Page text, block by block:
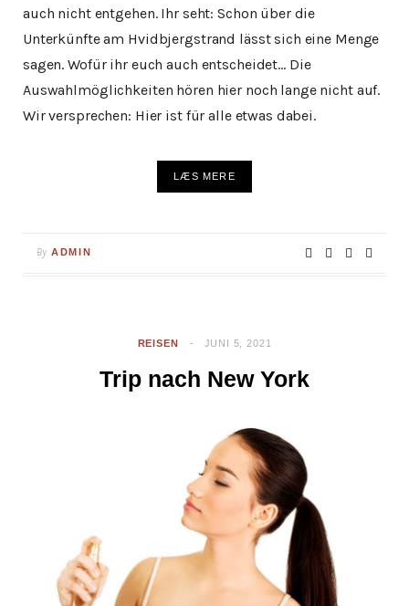
auch nicht entgehen. Ihr seht: Schon über die
Unterkünfte am Hvidbjergstrand lässt sich eine Menge
sagen. Wofür ihr euch auch entscheidet… Die
Auswahlmöglichkeiten hören hier noch lange nicht auf.
Wir versprechen: Hier ist für alle etwas dabei.
LÆS MERE
By ADMIN
REISEN JUNI 5, 2021
Trip nach New York